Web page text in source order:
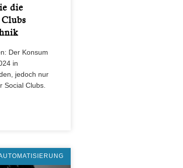
die
Der Konsum
in
jedoch nur
Social Clubs.